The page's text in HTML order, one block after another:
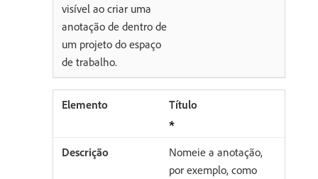
visível ao criar uma
anotação de dentro de
um projeto do espaço
de trabalho.
Título
Nomeie a anotação,
por exemplo, como